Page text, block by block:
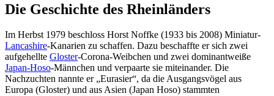
Die Geschichte des Rheinländers
Im Herbst 1979 beschloss Horst Noffke (1933 bis 2008) Miniatur-
Lancashire-Kanarien zu schaffen. Dazu beschaffte er sich zwei
aufgehellte Gloster-Corona-Weibchen und zwei dominantweiße
Japan-Hoso-Männchen und verpaarte sie miteinander. Die
Nachzuchten nannte er „Eurasier“, da die Ausgangsvögel aus
Europa (Gloster) und aus Asien (Japan Hoso) stammten